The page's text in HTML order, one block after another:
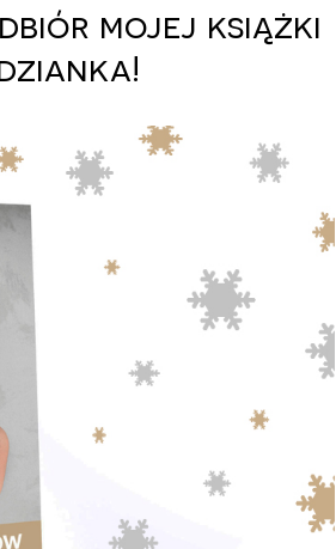
mojej książki